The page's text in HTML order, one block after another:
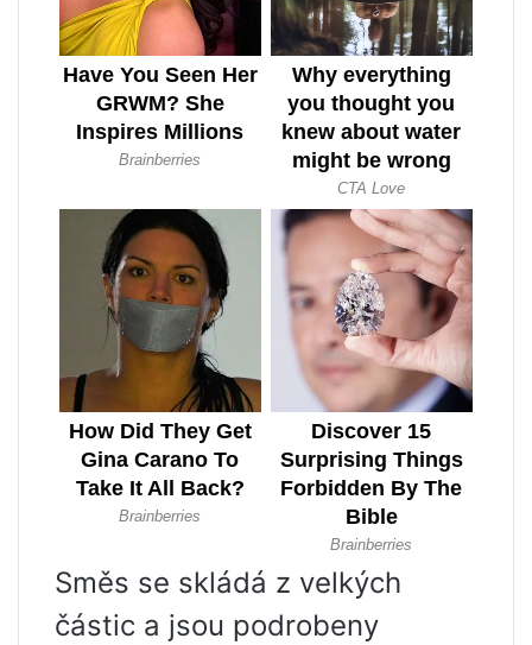
Směs se skládá z velkých
částic a jsou podrobeny